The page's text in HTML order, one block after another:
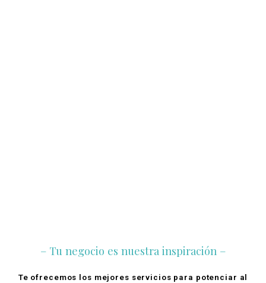
– Tu negocio es nuestra inspiración –
Te ofrecemos los mejores servicios para potenciar al